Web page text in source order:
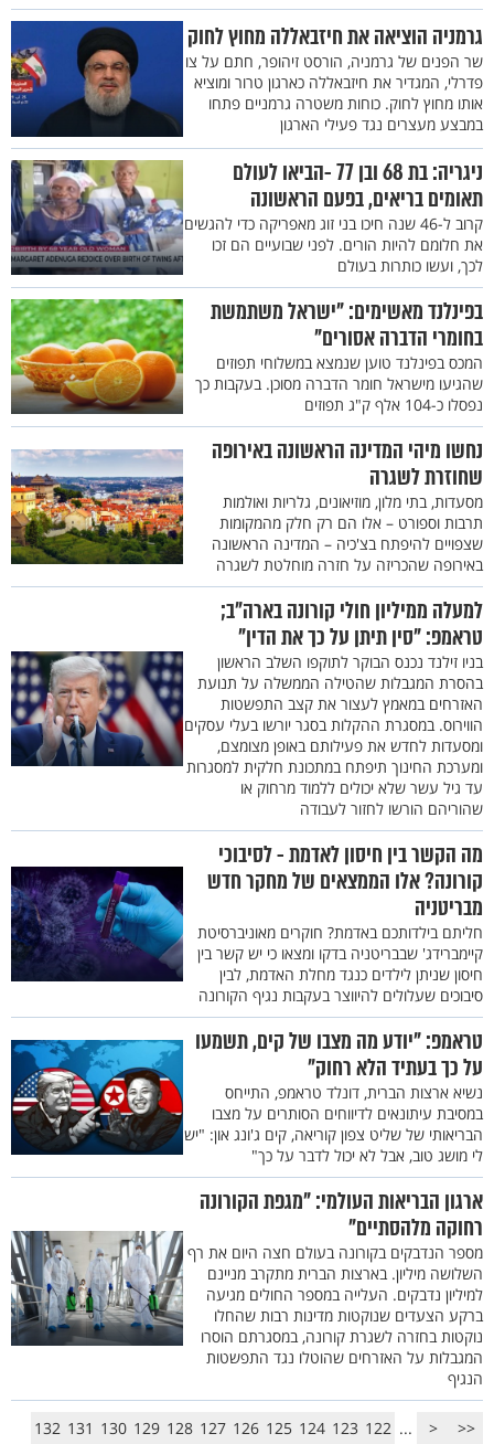
גרמניה הוציאה את חיזבאללה מחוץ לחוק
שר הפנים של גרמניה, הורסט זיהופר, חתם על צו
פדרלי, המגדיר את חיזבאללה כארגון טרור ומוציא
אותו מחוץ לחוק. כוחות משטרה גרמניים פתחו
במבצע מעצרים נגד פעילי הארגון
ניגריה: בת 68 ובן 77 -הביאו לעולם
תאומים בריאים, בפעם הראשונה
קרוב ל-46 שנה חיכו בני זוג מאפריקה כדי להגשים
את חלומם להיות הורים. לפני שבועיים הם זכו
לכך, ועשו כותרות בעולם
בפינלנד מאשימים: "ישראל משתמשת
בחומרי הדברה אסורים"
המכס בפינלנד טוען שנמצא במשלוחי תפוזים
שהגיעו מישראל חומר הדברה מסוכן. בעקבות כך
נפסלו כ-104 אלף ק"ג תפוזים
נחשו מיהי המדינה הראשונה באירופה
שחוזרת לשגרה
מסעדות, בתי מלון, מוזיאונים, גלריות ואולמות
תרבות וספורט – אלו הם רק חלק מהמקומות
שצפויים להיפתח בצ'כיה – המדינה הראשונה
באירופה שהכריזה על חזרה מוחלטת לשגרה
למעלה ממיליון חולי קורונה בארה"ב;
טראמפ: "סין תיתן על כך את הדין"
בניו זילנד נכנס הבוקר לתוקפו השלב הראשון
בהסרת המגבלות שהטילה הממשלה על תנועת
האזרחים במאמץ לעצור את קצב התפשטות
הווירוס. במסגרת ההקלות בסגר יורשו בעלי עסקים
ומסעדות לחדש את פעילותם באופן מצומצם,
ומערכת החינוך תיפתח במתכונת חלקית למסגרות
עד גיל עשר שלא יכולים ללמוד מרחוק או
שהוריהם הורשו לחזור לעבודה
מה הקשר בין חיסון לאדמת - לסיבוכי
קורונה? אלו הממצאים של מחקר חדש
מבריטניה
חליתם בילדותכם באדמת? חוקרים מאוניברסיטת
קיימברידג' שבבריטניה בדקו ומצאו כי יש קשר בין
חיסון שניתן לילדים כנגד מחלת האדמת, לבין
סיבוכים שעלולים להיווצר בעקבות נגיף הקורונה
טראמפ: "יודע מה מצבו של קים, תשמעו
על כך בעתיד הלא רחוק"
נשיא ארצות הברית, דונלד טראמפ, התייחס
במסיבת עיתונאים לדיווחים הסותרים על מצבו
הבריאותי של שליט צפון קוריאה, קים ג'ונג און: "יש
לי מושג טוב, אבל לא יכול לדבר על כך"
ארגון הבריאות העולמי: "מגפת הקורונה
רחוקה מלהסתיים"
מספר הנדבקים בקורונה בעולם חצה היום את רף
השלושה מיליון. בארצות הברית מתקרב מניינם
למיליון נדבקים. העלייה במספר החולים מגיעה
ברקע הצעדים שנוקטות מדינות רבות שהחלו
נוקטות בחזרה לשגרת קורונה, במסגרתם הוסרו
המגבלות על האזרחים שהוטלו נגד התפשטות
הנגיף
<<
<
...
122
123
124
125
126
127
128
129
130
131
132